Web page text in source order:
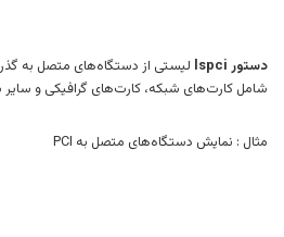
دستور lspci
شامل کارت‌های شبکه، کارت‌های گرافیکی و
مثال : نمایش دستگاه‌های متصل به PCI